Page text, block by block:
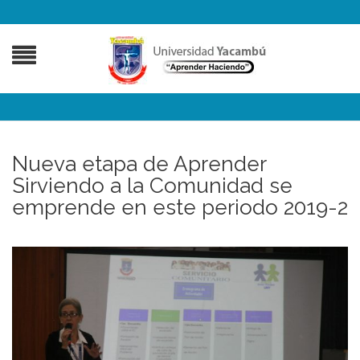
Nueva etapa de Aprender
Sirviendo a la Comunidad se
emprende en este periodo 2019-2